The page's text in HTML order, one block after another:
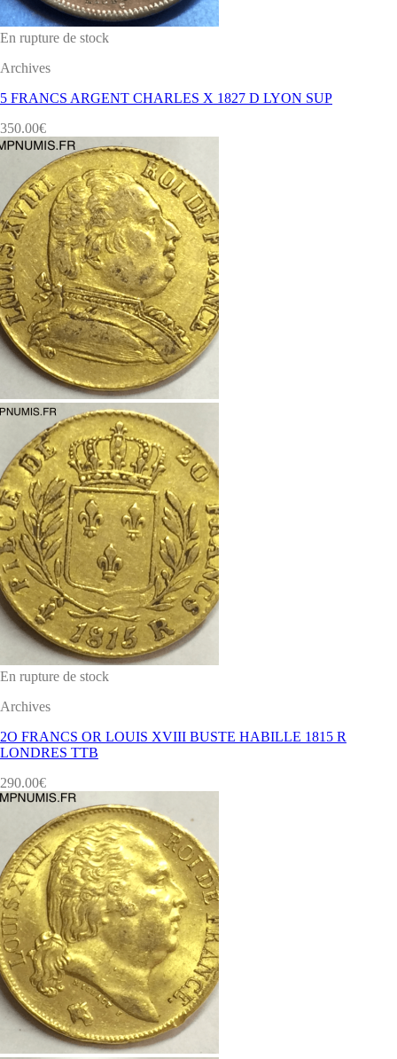
En rupture de stock
Archives
5 FRANCS ARGENT CHARLES X 1827 D LYON SUP
350.00€
En rupture de stock
Archives
2O FRANCS OR LOUIS XVIII BUSTE HABILLE 1815 R
LONDRES TTB
290.00€